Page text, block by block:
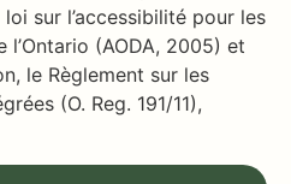
sur l’accessibilité pour les
l’Ontario (AODA, 2005) et
le Règlement sur les
(O. Reg. 191/11),